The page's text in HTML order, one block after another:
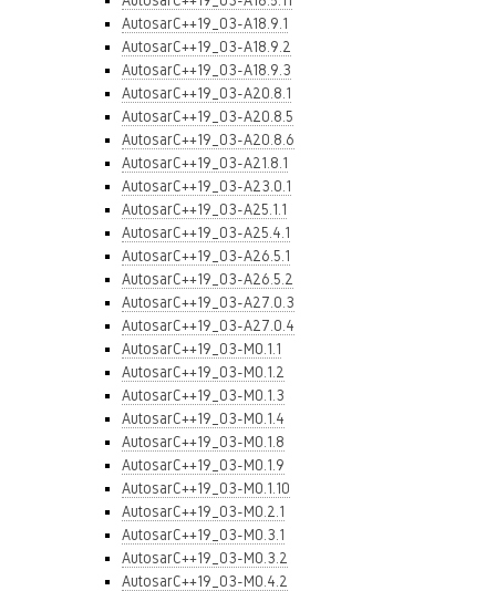
AutosarC++19_03-A18.9.1
AutosarC++19_03-A18.9.2
AutosarC++19_03-A18.9.3
AutosarC++19_03-A20.8.1
AutosarC++19_03-A20.8.5
AutosarC++19_03-A20.8.6
AutosarC++19_03-A21.8.1
AutosarC++19_03-A23.0.1
AutosarC++19_03-A25.1.1
AutosarC++19_03-A25.4.1
AutosarC++19_03-A26.5.1
AutosarC++19_03-A26.5.2
AutosarC++19_03-A27.0.3
AutosarC++19_03-A27.0.4
AutosarC++19_03-M0.1.1
AutosarC++19_03-M0.1.2
AutosarC++19_03-M0.1.3
AutosarC++19_03-M0.1.4
AutosarC++19_03-M0.1.8
AutosarC++19_03-M0.1.9
AutosarC++19_03-M0.1.10
AutosarC++19_03-M0.2.1
AutosarC++19_03-M0.3.1
AutosarC++19_03-M0.3.2
AutosarC++19_03-M0.4.2